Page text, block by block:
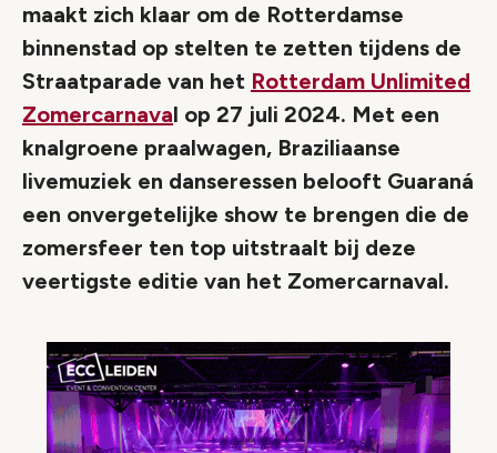
maakt zich klaar om de Rotterdamse
binnenstad op stelten te zetten tijdens de
Straatparade van het Rotterdam Unlimited
Zomercarnaval op 27 juli 2024. Met een
knalgroene praalwagen, Braziliaanse
livemuziek en danseressen belooft Guaraná
een onvergetelijke show te brengen die de
zomersfeer ten top uitstraalt bij deze
veertigste editie van het Zomercarnaval.